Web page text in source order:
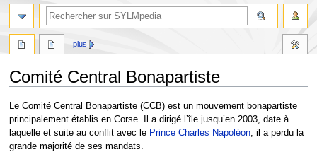
Comité Central Bonapartiste
Aller
à
la
navigation
Aller
à
la
recherche
Le Comité Central Bonapartiste (CCB) est un mouvement bonapartiste
principalement établis en Corse. Il a dirigé l’île jusqu’en 2003, date à
laquelle et suite au conflit avec le Prince Charles Napoléon, il a perdu la
grande majorité de ses mandats.
plus